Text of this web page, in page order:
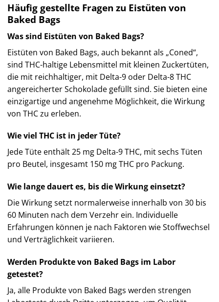
Häufig gestellte Fragen zu Eistüten von
Baked Bags
Was sind Eistüten von Baked Bags?
Eistüten von Baked Bags, auch bekannt als „Coned“,
sind THC-haltige Lebensmittel mit kleinen Zuckertüten,
die mit reichhaltiger, mit Delta-9 oder Delta-8 THC
angereicherter Schokolade gefüllt sind. Sie bieten eine
einzigartige und angenehme Möglichkeit, die Wirkung
von THC zu erleben.​
Wie viel THC ist in jeder Tüte?
Jede Tüte enthält 25 mg Delta-9 THC, mit sechs Tüten
pro Beutel, insgesamt 150 mg THC pro Packung. ​
Wie lange dauert es, bis die Wirkung einsetzt?
Die Wirkung setzt normalerweise innerhalb von 30 bis
60 Minuten nach dem Verzehr ein. Individuelle
Erfahrungen können je nach Faktoren wie Stoffwechsel
und Verträglichkeit variieren. ​
Werden Produkte von Baked Bags im Labor
getestet?
Ja, alle Produkte von Baked Bags werden strengen